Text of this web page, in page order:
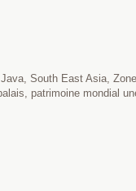
South East Asia,
patrimoine mondial